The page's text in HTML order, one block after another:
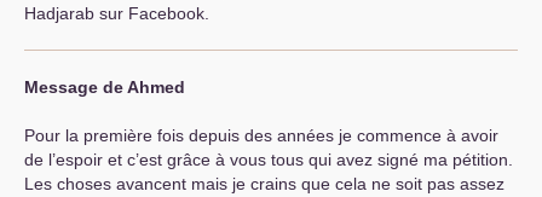
Hadjarab sur Facebook.
Message de Ahmed
Pour la première fois depuis des années je commence à avoir
de l’espoir et c’est grâce à vous tous qui avez signé ma pétition.
Les choses avancent mais je crains que cela ne soit pas assez